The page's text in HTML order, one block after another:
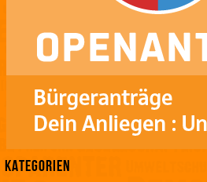
Kategorien